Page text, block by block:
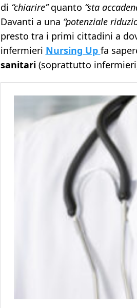
di “chiarire”quanto “sta
Davanti a una “potenziale
presto tra i primi cittadini a
infermieri Nursing Up fa
sanitari (soprattutto